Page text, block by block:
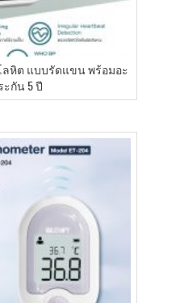
โลหิต แบบรัดแขน พร้อมอะ
กัน 5 ปี